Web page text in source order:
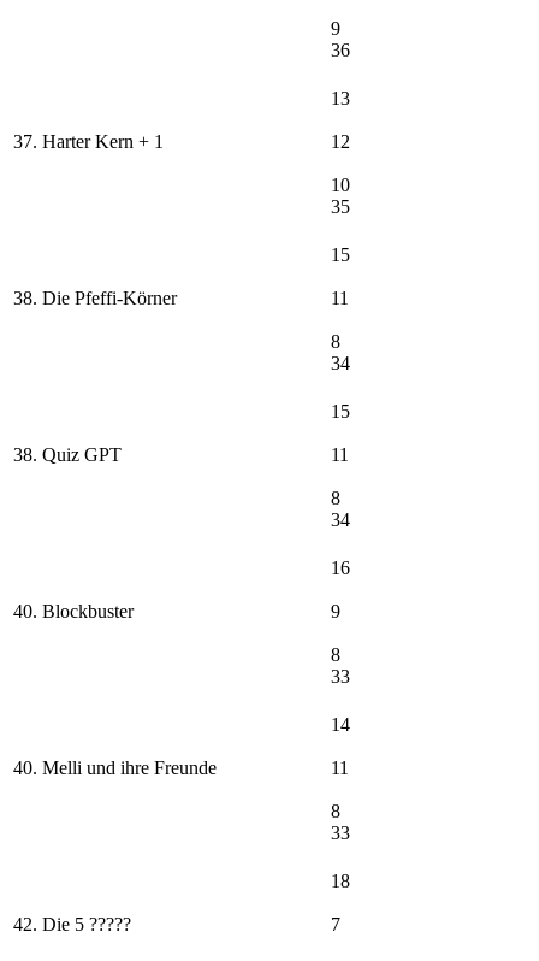
9
36
37. Harter Kern + 1
13
12
10
35
38. Die Pfeffi-Körner
15
11
8
34
38. Quiz GPT
15
11
8
34
40. Blockbuster
16
9
8
33
40. Melli und ihre Freunde
14
11
8
33
42. Die 5 ?????
18
7